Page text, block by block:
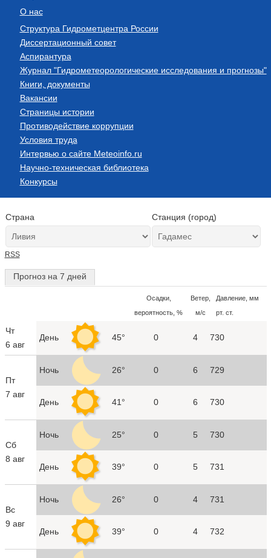
О нас
Структура Гидрометцентра России
Диссертационный совет
Аспирантура
Журнал "Гидрометеорологические исследования и прогнозы"
Книги, документы
Вакансии
Страницы истории
Противодействие коррупции
Условия труда
Интервью о сайте Meteoinfo.ru
Научно-техническая библиотека
Конкурсы
Страна Станция (город)
RSS
Прогноз на 7 дней
Осадки,
вероятность, %
Ветер,
м/с
Давление, мм
рт. ст.
Чт
6 авг
День 45° 0 4 730
Пт
7 авг
Ночь 26° 0 6 729
День 41° 0 6 730
Сб
8 авг
Ночь 25° 0 5 730
День 39° 0 5 731
Вс
9 авг
Ночь 26° 0 4 731
День 39° 0 4 732